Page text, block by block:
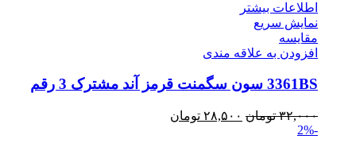
اطلاعات بیشتر
نمایش سریع
مقايسه
افزودن به علاقه مندی
3361BS سون سگمنت قرمز آند مشترک 3 رقم
۳۲,۰۰۰ تومان قیمت
۲۸,۵۰۰ تومان
-2%